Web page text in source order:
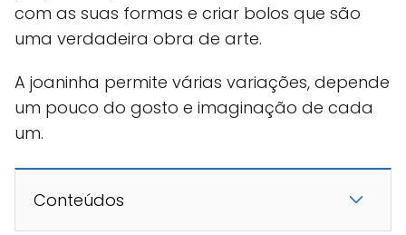
com as suas formas e criar bolos que são
uma verdadeira obra de arte.
A joaninha permite várias variações, depende
um pouco do gosto e imaginação de cada
um.
Conteúdos